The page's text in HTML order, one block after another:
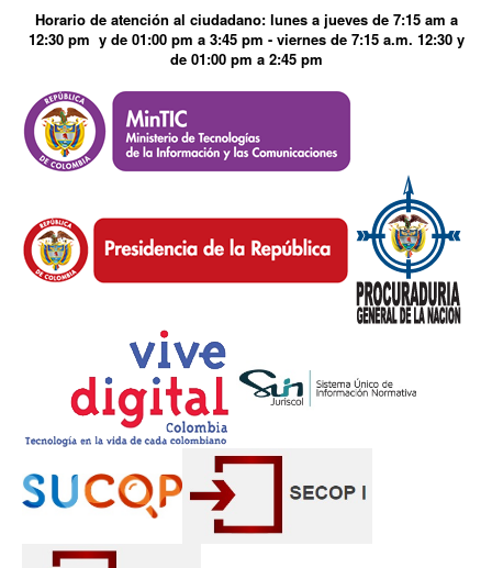
Horario de atención al ciudadano: lunes a jueves de 7:15 am a
12:30 pm y de 01:00 pm a 3:45 pm - viernes de 7:15 a.m. 12:30 y
de 01:00 pm a 2:45 pm